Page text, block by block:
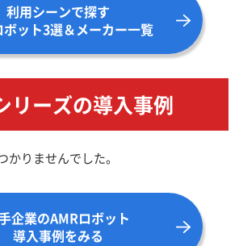
利用シーンで探す
ボット3選＆メーカー一覧
リーズの導入事例
りませんでした。
企業のAMRロボット
導入事例をみる